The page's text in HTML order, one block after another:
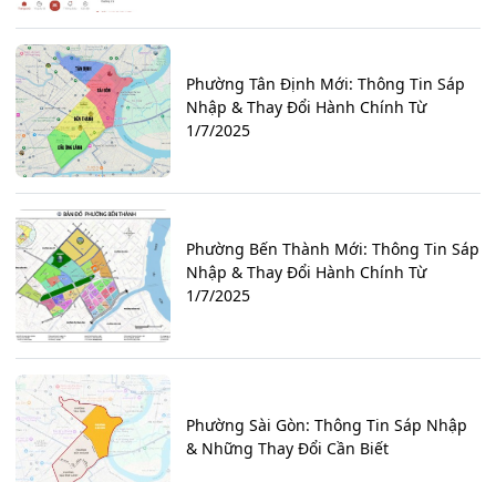
Phường Tân Định Mới: Thông Tin Sáp
Nhập & Thay Đổi Hành Chính Từ
1/7/2025
Phường Bến Thành Mới: Thông Tin Sáp
Nhập & Thay Đổi Hành Chính Từ
1/7/2025
Phường Sài Gòn: Thông Tin Sáp Nhập
& Những Thay Đổi Cần Biết